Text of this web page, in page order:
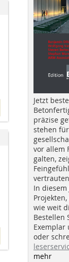
Jetzt
präzise
stehen
vor allem
galten,
In
wie weit
Bestellen
Exemplar
oder
mehr